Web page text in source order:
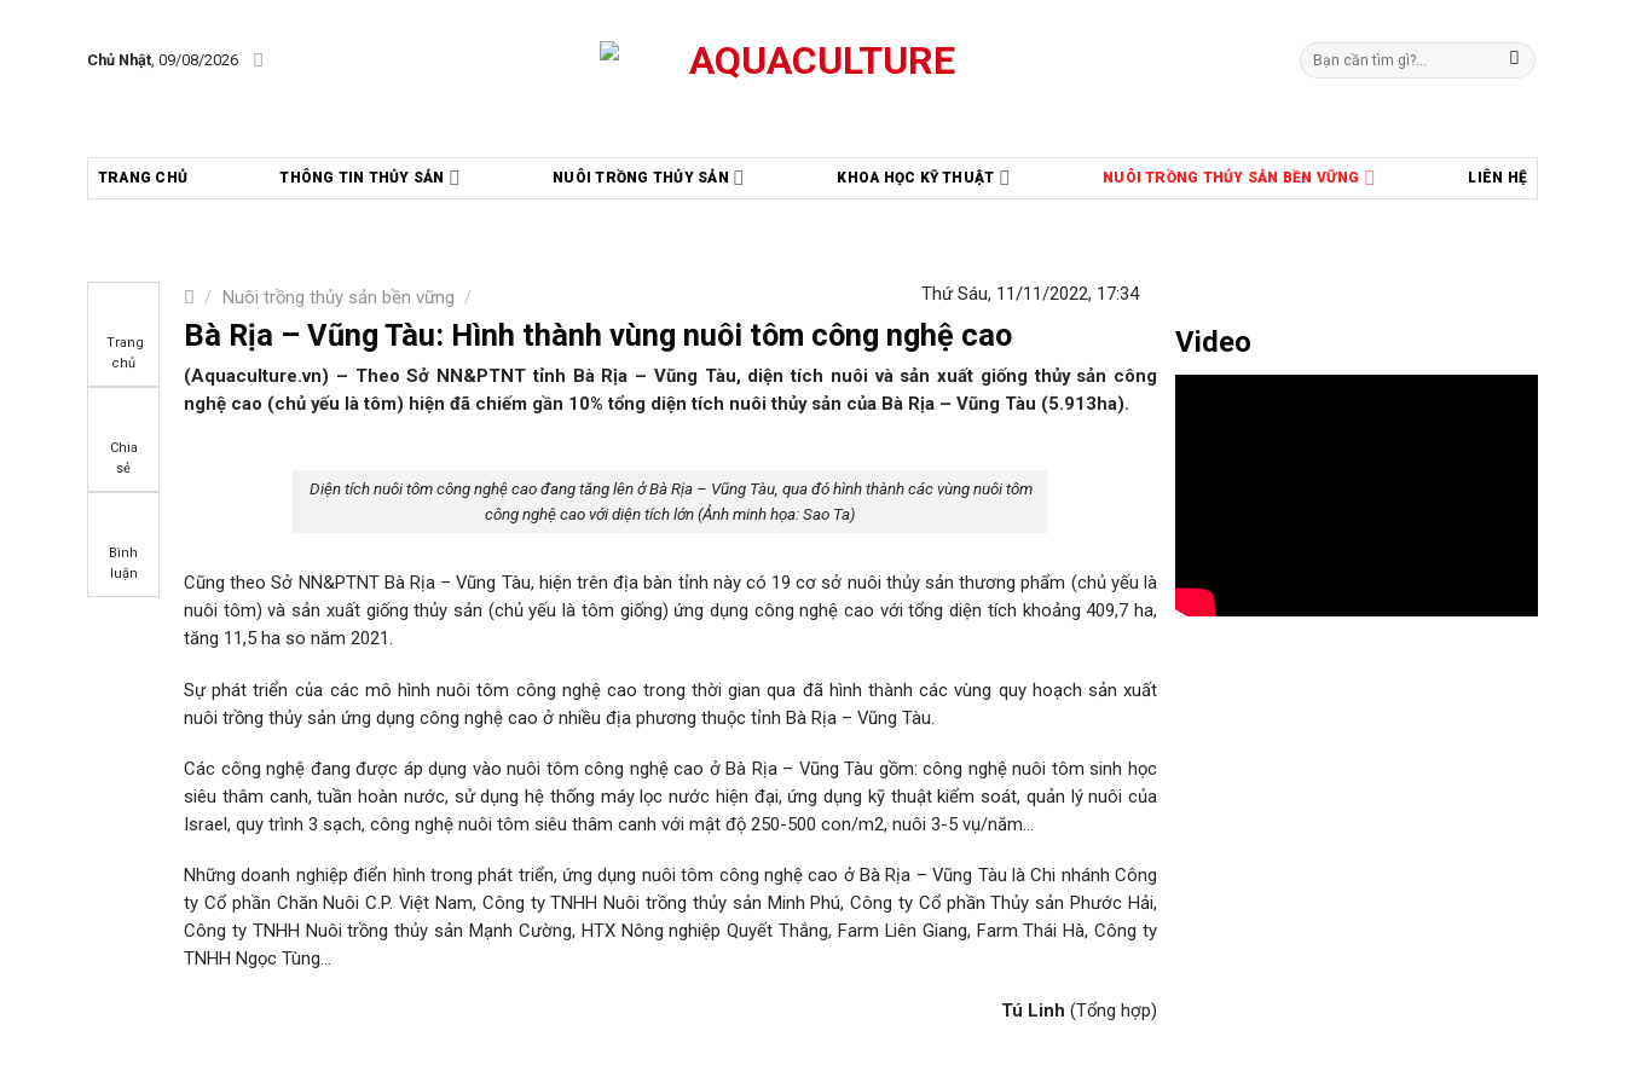
Chủ Nhật, 09/08/2026
Tìm
kiếm:
TRANG CHỦ THÔNG TIN THỦY SẢN NUÔI TRỒNG THỦY SẢN KHOA HỌC KỸ THUẬT NUÔI TRỒNG THỦY SẢN BỀN VỮNG LIÊN HỆ
/ Nuôi trồng thủy sản bền vững /
Trang
chủ
Chia
sẻ
Bình
luận
Thứ Sáu, 11/11/2022, 17:34
Bà Rịa – Vũng Tàu: Hình thành vùng nuôi tôm công nghệ cao
(Aquaculture.vn) – Theo Sở NN&PTNT tỉnh Bà Rịa – Vũng Tàu, diện tích nuôi và sản xuất giống thủy sản công
nghệ cao (chủ yếu là tôm) hiện đã chiếm gần 10% tổng diện tích nuôi thủy sản của Bà Rịa – Vũng Tàu (5.913ha).
Diện tích nuôi tôm công nghệ cao đang tăng lên ở Bà Rịa – Vũng Tàu, qua đó hình thành các vùng nuôi tôm
công nghệ cao với diện tích lớn (Ảnh minh họa: Sao Ta)
Cũng theo Sở NN&PTNT Bà Rịa – Vũng Tàu, hiện trên địa bàn tỉnh này có 19 cơ sở nuôi thủy sản thương phẩm (chủ yếu là
nuôi tôm) và sản xuất giống thủy sản (chủ yếu là tôm giống) ứng dụng công nghệ cao với tổng diện tích khoảng 409,7 ha,
tăng 11,5 ha so năm 2021.
Sự phát triển của các mô hình nuôi tôm công nghệ cao trong thời gian qua đã hình thành các vùng quy hoạch sản xuất
nuôi trồng thủy sản ứng dụng công nghệ cao ở nhiều địa phương thuộc tỉnh Bà Rịa – Vũng Tàu.
Các công nghệ đang được áp dụng vào nuôi tôm công nghệ cao ở Bà Rịa – Vũng Tàu gồm: công nghệ nuôi tôm sinh học
siêu thâm canh, tuần hoàn nước, sử dụng hệ thống máy lọc nước hiện đại, ứng dụng kỹ thuật kiểm soát, quản lý nuôi của
Israel, quy trình 3 sạch, công nghệ nuôi tôm siêu thâm canh với mật độ 250-500 con/m2, nuôi 3-5 vụ/năm…
Những doanh nghiệp điển hình trong phát triển, ứng dụng nuôi tôm công nghệ cao ở Bà Rịa – Vũng Tàu là Chi nhánh Công
ty Cổ phần Chăn Nuôi C.P. Việt Nam, Công ty TNHH Nuôi trồng thủy sản Minh Phú, Công ty Cổ phần Thủy sản Phước Hải,
Công ty TNHH Nuôi trồng thủy sản Mạnh Cường, HTX Nông nghiệp Quyết Thắng, Farm Liên Giang, Farm Thái Hà, Công ty
TNHH Ngọc Tùng…
Tú Linh (Tổng hợp)
Video